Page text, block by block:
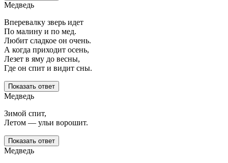
Медведь
Вперевалку зверь идет
По малину и по мед.
Любит сладкое он очень.
А когда приходит осень,
Лезет в яму до весны,
Где он спит и видит сны.
Показать ответ
Медведь
Зимой спит,
Летом — ульи ворошит.
Показать ответ
Медведь